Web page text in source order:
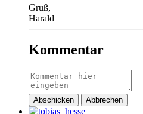
Gruß,
Harald
Kommentar
Abschicken Abbrechen